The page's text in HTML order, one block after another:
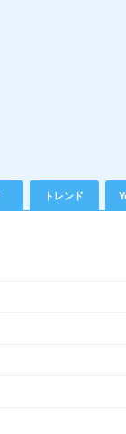
トレンド